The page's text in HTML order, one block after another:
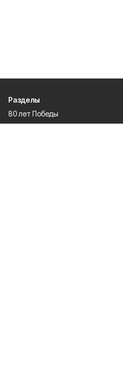
Разделы
80 лет Победы